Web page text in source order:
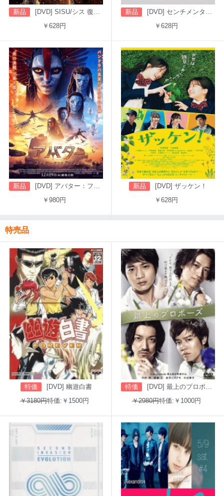
新品
[DVD] SISU/シス 復讐の血闘（字幕版）
￥628円
新品
[DVD] センチメンタル・バリュー
￥628円
新品
[DVD] アバター：ファイヤー・アンド・アッシュ
￥980円
新品
[DVD] ザッケン！
￥628円
特売品
特価
[DVD] 幽遊白書
￥3180円特価:￥1500円
特価
[DVD] 最上のプロポーズ
￥2980円特価:￥1000円